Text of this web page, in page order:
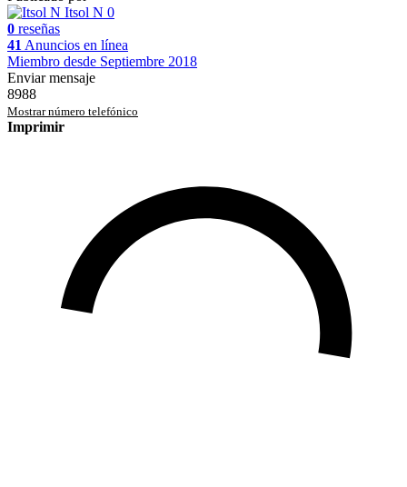
Itsol N 0
0 reseñas
41 Anuncios en línea
Miembro desde Septiembre 2018
Enviar mensaje
8988
Mostrar número telefónico
Imprimir